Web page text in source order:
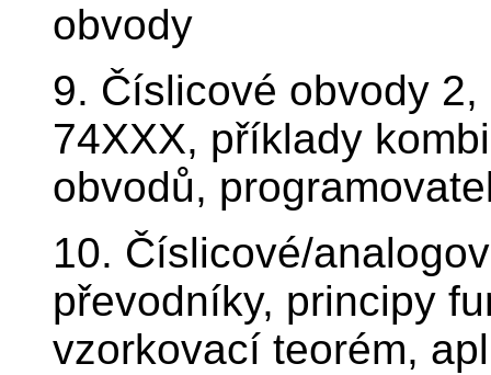
obvody
9. Číslicové obvody
74XXX, příklady
obvodů,
10. Číslicové/
převodníky, principy
vzorkovací teorém,